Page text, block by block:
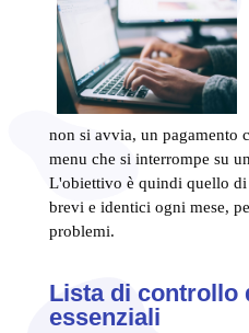
non si avvia, un pagamento
menu che si interrompe su
L'obiettivo è quindi quello di
brevi e identici ogni mese,
problemi.
Lista di controllo
essenziali